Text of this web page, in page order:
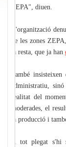
ZEPA", diuen.
L'organització
de les zones
la resta, que ja han
També
administratiu,
realitat del
moderades, el
la producció i
A tot plegat s'hi